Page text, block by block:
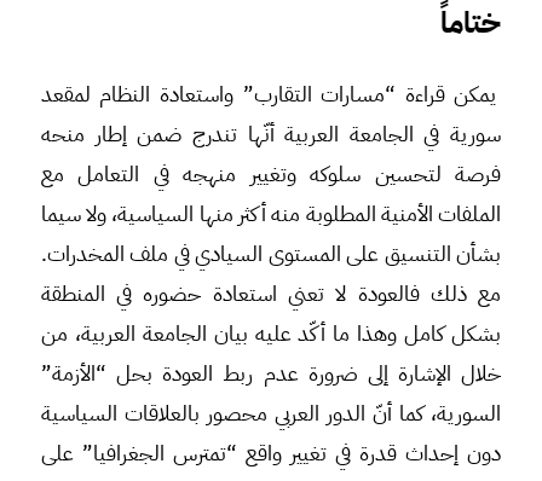
ختاماً
يمكن قراءة “مسارات التقارب” واستعادة النظام لمقعد
سورية في الجامعة العربية أنّها تندرج ضمن إطار منحه
فرصة لتحسين سلوكه وتغيير منهجه في التعامل مع
الملفات الأمنية المطلوبة منه أكثر منها السياسية، ولا سيما
بشأن التنسيق على المستوى السيادي في ملف المخدرات.
مع ذلك فالعودة لا تعني استعادة حضوره في المنطقة
بشكل كامل وهذا ما أكّد عليه بيان الجامعة العربية، من
خلال الإشارة إلى ضرورة عدم ربط العودة بحل “الأزمة”
السورية، كما أنّ الدور العربي محصور بالعلاقات السياسية
دون إحداث قدرة في تغيير واقع “تمترس الجغرافيا” على